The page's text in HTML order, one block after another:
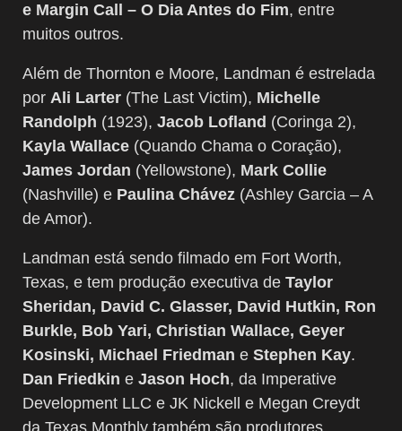
e Margin Call – O Dia Antes do Fim, entre
muitos outros.
Além de Thornton e Moore, Landman é estrelada
por Ali Larter (The Last Victim), Michelle
Randolph (1923), Jacob Lofland (Coringa 2),
Kayla Wallace (Quando Chama o Coração),
James Jordan (Yellowstone), Mark Collie
(Nashville) e Paulina Chávez (Ashley Garcia – A
de Amor).
Landman está sendo filmado em Fort Worth,
Texas, e tem produção executiva de Taylor
Sheridan, David C. Glasser, David Hutkin, Ron
Burkle, Bob Yari, Christian Wallace, Geyer
Kosinski, Michael Friedman e Stephen Kay.
Dan Friedkin e Jason Hoch, da Imperative
Development LLC e JK Nickell e Megan Creydt